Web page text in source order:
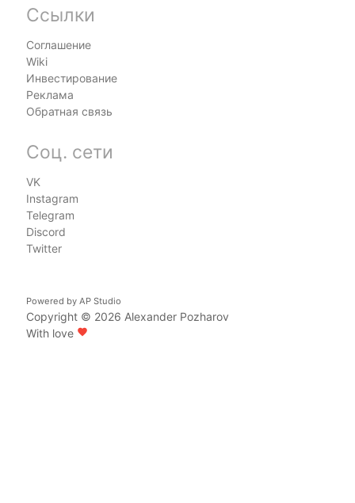
Ссылки
Соглашение
Wiki
Инвестирование
Реклама
Обратная связь
Соц. сети
VK
Instagram
Telegram
Discord
Twitter
Powered by AP Studio
Copyright © 2026 Alexander Pozharov
With love favorite